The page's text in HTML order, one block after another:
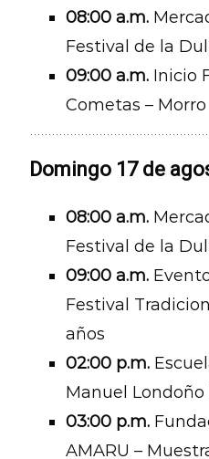
08:00 a.m.
Festival de la
09:00 a.m. Inicio
Cometas –
Domingo 17 de
08:00 a.m.
Festival de la
09:00 a.m.
Festival
años
02:00 p.m.
Manuel
03:00 p.m.
AMARU –